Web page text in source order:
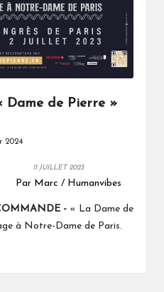
Dame de Pierre »
2024
11 JUILLET 2023
Par Marc / Humanvibes
-« La Dame de
à Notre-Dame de Paris.